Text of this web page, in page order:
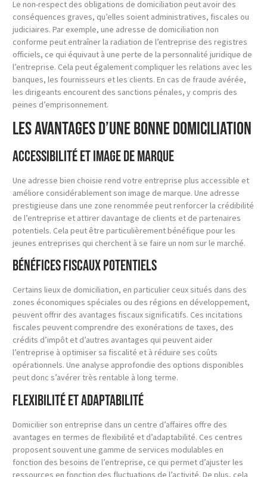
Le non-respect des obligations de domiciliation peut avoir des
conséquences graves, qu’elles soient administratives, fiscales ou
judiciaires. Par exemple, une adresse de domiciliation non
conforme peut entraîner la radiation de l’entreprise des registres
officiels, ce qui équivaut à une perte de la personnalité juridique de
l’entreprise. Cela peut également compliquer les relations avec les
banques, les fournisseurs et les clients. En cas de fraude avérée,
les dirigeants encourent des sanctions pénales, y compris des
peines d’emprisonnement.
Les avantages d’une bonne domiciliation
Accessibilité et image de marque
Une adresse bien choisie rend votre entreprise plus accessible et
améliore considérablement son image de marque. Une adresse
prestigieuse dans une zone renommée peut renforcer la crédibilité
de l’entreprise et attirer davantage de clients et de partenaires
potentiels. Cela peut être particulièrement bénéfique pour les
jeunes entreprises qui cherchent à se faire un nom sur le marché.
Bénéfices fiscaux potentiels
Certains lieux de domiciliation, en particulier ceux situés dans des
zones économiques spéciales ou des régions en développement,
peuvent offrir des avantages fiscaux significatifs. Ces incitations
fiscales peuvent comprendre des exonérations de taxes, des
crédits d’impôt et d’autres avantages qui peuvent aider
l’entreprise à optimiser sa fiscalité et à réduire ses coûts
opérationnels. Une analyse approfondie des options disponibles
peut donc s’avérer très rentable à long terme.
Flexibilité et adaptabilité
Domicilier son entreprise dans un centre d’affaires offre des
avantages en termes de flexibilité et d’adaptabilité. Ces centres
proposent souvent une gamme de services modulables en
fonction des besoins de l’entreprise, ce qui permet d’ajuster les
ressources en fonction des fluctuations de l’activité. De plus, cela